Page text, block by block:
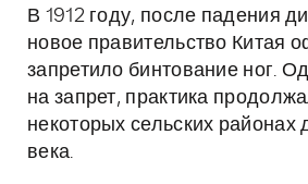
В 1912 году, после падения
новое правительство Китая
запретило бинтование ног.
на запрет, практика
некоторых сельских районах
века.